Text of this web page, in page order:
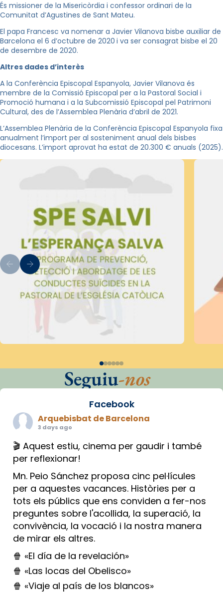
És missioner de la Misericòrdia i confessor ordinari de la
Comunitat d’Agustines de Sant Mateu.
El papa Francesc va nomenar a Javier Vilanova bisbe auxiliar de
Barcelona el 6 d’octubre de 2020 i va ser consagrat bisbe el 20
de desembre de 2020.
Altres dades d’interès
A la Conferència Episcopal Espanyola, Javier Vilanova és
membre de la Comissió Episcopal per a la Pastoral Social i
Promoció humana i a la Subcomissió Episcopal pel Patrimoni
Cultural, des de l’Assemblea Plenària d’abril de 2021.
L’Assemblea Plenària de la Conferència Episcopal Espanyola fixa
anualment l’import per al sosteniment anual dels bisbes
diocesans. L’import aprovat ha estat de 20.300 € anuals (2025).
Seguiu-nos
Facebook
Arquebisbat de Barcelona
3 days ago
🎬 Aquest estiu, cinema per gaudir i també
per reflexionar!
Mn. Peio Sánchez proposa cinc pel·lícules
per a aquestes vacances. Històries per a
tots els públics que ens conviden a fer-nos
preguntes sobre l'acollida, la superació, la
convivència, la vocació i la nostra manera
de mirar els altres.
🍿 «El día de la revelación»
🍿 «Las locas del Obelisco»
🍿 «Viaje al país de los blancos»